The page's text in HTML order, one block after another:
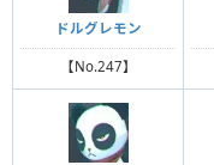
ドルグレモン
【No.247】